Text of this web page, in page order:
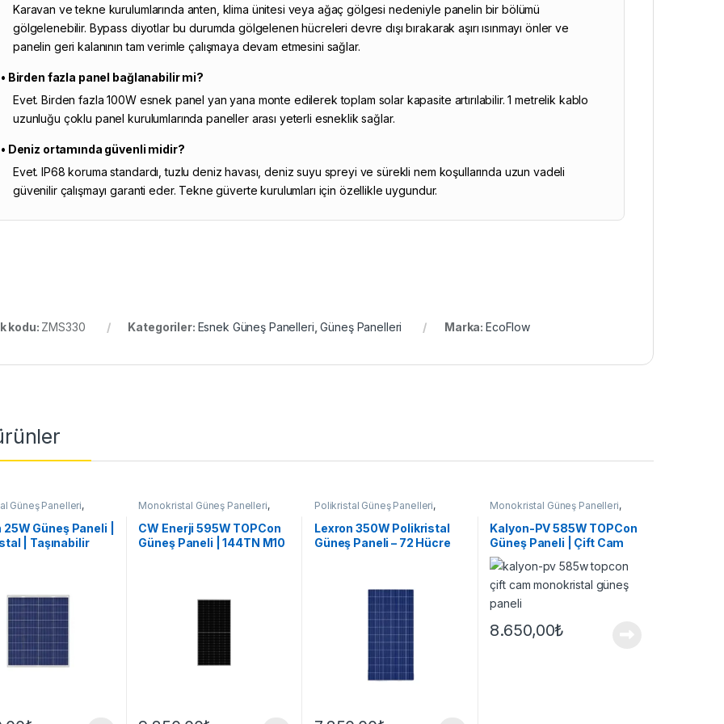
Karavan ve tekne kurulumlarında anten, klima ünitesi veya ağaç gölgesi nedeniyle panelin bir bölümü
gölgelenebilir. Bypass diyotlar bu durumda gölgelenen hücreleri devre dışı bırakarak aşırı ısınmayı önler ve
panelin geri kalanının tam verimle çalışmaya devam etmesini sağlar.
• Birden fazla panel bağlanabilir mi?
Evet. Birden fazla 100W esnek panel yan yana monte edilerek toplam solar kapasite artırılabilir. 1 metrelik kablo
uzunluğu çoklu panel kurulumlarında paneller arası yeterli esneklik sağlar.
• Deniz ortamında güvenli midir?
Evet. IP68 koruma standardı, tuzlu deniz havası, deniz suyu spreyi ve sürekli nem koşullarında uzun vadeli
güvenilir çalışmayı garanti eder. Tekne güverte kurulumları için özellikle uygundur.
kodu: ZMS330 Kategoriler: Esnek Güneş Panelleri,Güneş Panelleri Marka: EcoFlow
Güneş Panelleri,
Güneş Paneli |
| Taşınabilir
Monokristal Güneş Panelleri,
CW Enerji 595W TOPCon
Güneş Paneli | 144TN M10
Polikristal Güneş Panelleri,
Lexron 350W Polikristal
Güneş Paneli – 72 Hücre
Monokristal Güneş Panelleri,
Kalyon-PV 585W TOPCon
Güneş Paneli | Çift Cam
Bifacial M10
8.650,00₺